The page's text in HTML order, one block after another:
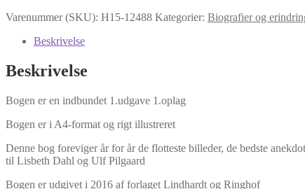
Varenummer (SKU): H15-12488 Kategorier: Biografier og
Beskrivelse
Beskrivelse
Bogen er en indbundet 1.udgave 1.oplag
Bogen er i A4-format og rigt illustreret
Denne bog foreviger år for år de flotteste billeder, de bedste
til Lisbeth Dahl og Ulf Pilgaard
Bogen er udgivet i 2016 af forlaget Lindhardt og Ringhof